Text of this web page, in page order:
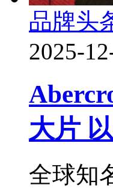
品牌头
2025-
大片
全球知